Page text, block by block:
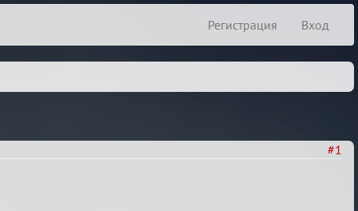
Регистрация Вход
#1